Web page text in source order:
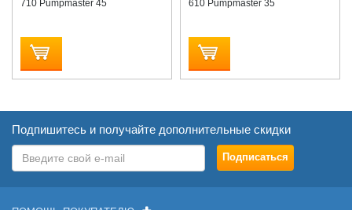
710 Pumpmaster 45
610 Pumpmaster 35
Подпишитесь и получайте дополнительные скидки